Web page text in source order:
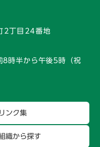
2丁目24番地
8時半から午後5時 （祝
リンク集
織から探す